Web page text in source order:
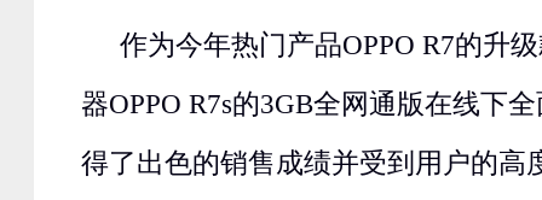
作为今年热门产品OPPO R7的升
器OPPO R7s的3GB全网通版在线下
得了出色的销售成绩并受到用户的高